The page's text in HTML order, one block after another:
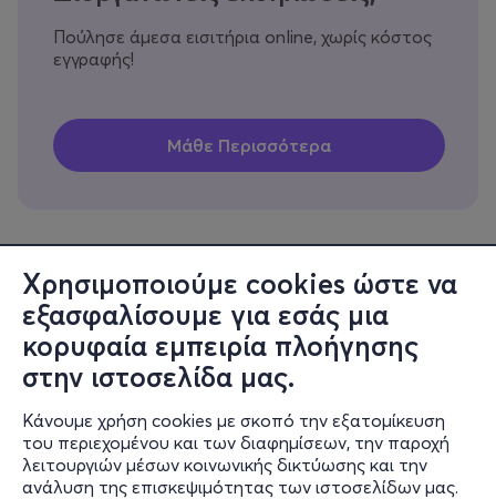
Χρησιμοποιούμε cookies ώστε να
εξασφαλίσουμε για εσάς μια
κορυφαία εμπειρία πλοήγησης
στην ιστοσελίδα μας.
Κάνουμε χρήση cookies με σκοπό την εξατομίκευση
του περιεχομένου και των διαφημίσεων, την παροχή
λειτουργιών μέσων κοινωνικής δικτύωσης και την
ανάλυση της επισκεψιμότητας των ιστοσελίδων μας.
Πούλησε άμεσα εισιτήρια online, χωρίς κόστος
εγγραφής!
Πληροφορίες
Υποστήριξη
Stay Connected